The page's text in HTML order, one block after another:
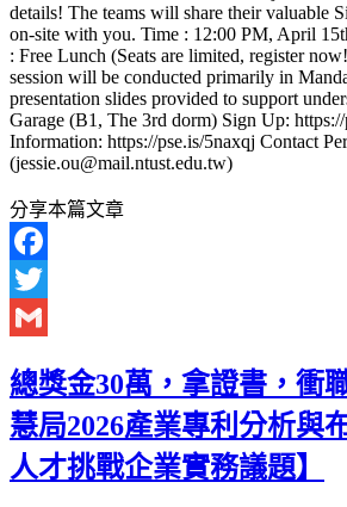
details! The teams will share their valuable
on-site with you. Time : 12:00 PM, April
: Free Lunch (Seats are limited, register
session will be conducted primarily in
presentation slides provided to support
Garage (B1, The 3rd dorm) Sign Up:
Information: https://pse.is/5naxqj Contact
(jessie.ou@mail.ntust.edu.tw)
分享本篇文章
Facebook
Twitter
總獎金30萬，拿證書，衝
慧局2026產業專利分析與
人才挑戰企業實務議題】